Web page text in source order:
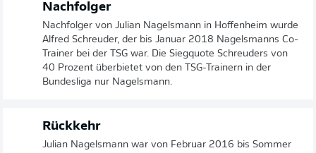
Nachfolger
Nachfolger von Julian Nagelsmann in Hoffenheim wurde
Alfred Schreuder, der bis Januar 2018 Nagelsmanns Co-
Trainer bei der TSG war. Die Siegquote Schreuders von
40 Prozent überbietet von den TSG-Trainern in der
Bundesliga nur Nagelsmann.
Rückkehr
Julian Nagelsmann war von Februar 2016 bis Sommer